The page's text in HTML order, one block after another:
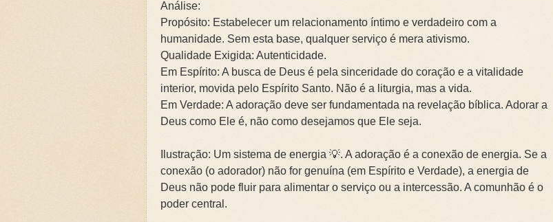
Análise:
Propósito: Estabelecer um relacionamento íntimo e verdadeiro com a
humanidade. Sem esta base, qualquer serviço é mera ativismo.
Qualidade Exigida: Autenticidade.
Em Espírito: A busca de Deus é pela sinceridade do coração e a vitalidade
interior, movida pelo Espírito Santo. Não é a liturgia, mas a vida.
Em Verdade: A adoração deve ser fundamentada na revelação bíblica. Adorar a
Deus como Ele é, não como desejamos que Ele seja.
Ilustração: Um sistema de energia 💡. A adoração é a conexão de energia. Se a
conexão (o adorador) não for genuína (em Espírito e Verdade), a energia de
Deus não pode fluir para alimentar o serviço ou a intercessão. A comunhão é o
poder central.